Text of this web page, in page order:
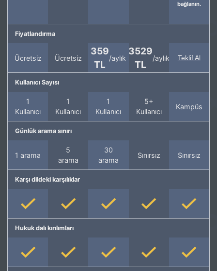
bağlanın.
Fiyatlandırma
Ücretsiz Ücretsiz
359
TL
/aylık
3529
TL
/aylık Teklif Al
Kullanıcı Sayısı
1
Kullanıcı
1
Kullanıcı
1
Kullanıcı
5+
Kullanıcı
Kampüs
Günlük arama sınırı
1 arama
5
arama
30
arama
Sınırsız Sınırsız
Karşı dildeki karşılıklar
Hukuk dalı kırılımları